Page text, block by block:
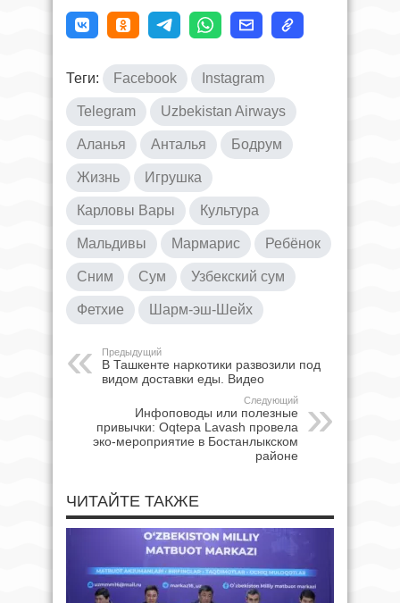
Теги: Facebook Instagram
Telegram Uzbekistan Airways
Аланья Анталья Бодрум
Жизнь Игрушка
Карловы Вары Культура
Мальдивы Мармарис Ребёнок
Сним Сум Узбекский сум
Фетхие Шарм-эш-Шейх
Предыдущий
В Ташкенте наркотики развозили под
видом доставки еды. Видео
Следующий
Инфоповоды или полезные
привычки: Oqtepa Lavash провела
эко-мероприятие в Бостанлыкском
районе
ЧИТАЙТЕ ТАКЖЕ